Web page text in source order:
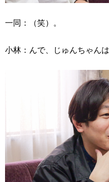
一同：（笑）。
小林：んで、じゅんちゃん